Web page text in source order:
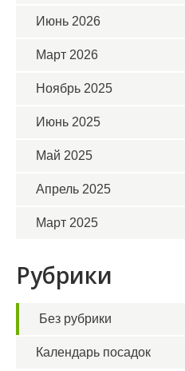
Июнь 2026
Март 2026
Ноябрь 2025
Июнь 2025
Май 2025
Апрель 2025
Март 2025
Рубрики
Без рубрики
Календарь посадок